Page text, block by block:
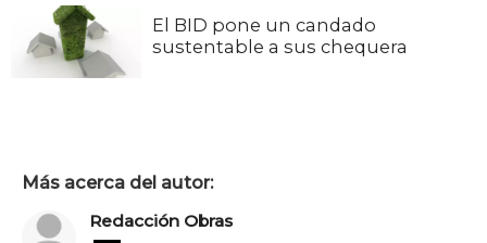
El BID pone un candado
sustentable a sus chequera
Más acerca del autor:
Redacción Obras